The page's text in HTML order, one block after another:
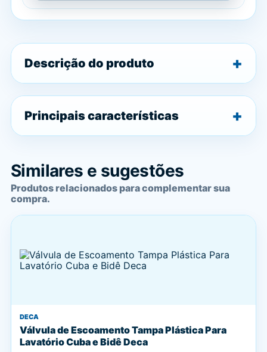
Descrição do produto
Principais características
Similares e sugestões
Produtos relacionados para complementar sua
compra.
DECA
Válvula de Escoamento Tampa Plástica Para
Lavatório Cuba e Bidê Deca